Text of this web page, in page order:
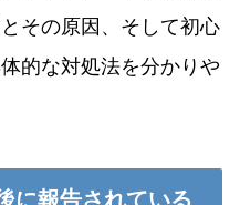
その原因、そして初心
的な対処法を分かりや
に報告されている